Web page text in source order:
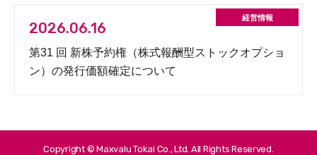
2026.06.16
第31 回 新株予約権（株式報酬型ストックオプショ
ン）の発行価額確定について
Copyright © Maxvalu Tokai Co., Ltd. All Rights Reserved.